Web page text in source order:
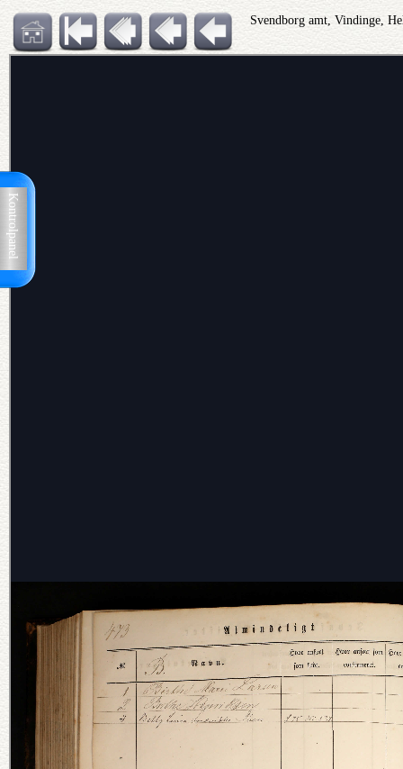
Kontrolpanel
Svendborg amt, Vindinge,